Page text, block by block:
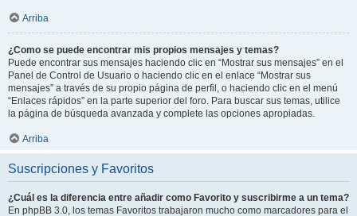
Arriba
¿Como se puede encontrar mis propios mensajes y temas?
Puede encontrar sus mensajes haciendo clic en “Mostrar sus mensajes” en el
Panel de Control de Usuario o haciendo clic en el enlace “Mostrar sus
mensajes” a través de su propio página de perfil, o haciendo clic en el menú
“Enlaces rápidos” en la parte superior del foro. Para buscar sus temas, utilice
la página de búsqueda avanzada y complete las opciones apropiadas.
Arriba
Suscripciones y Favoritos
¿Cuál es la diferencia entre añadir como Favorito y suscribirme a un tema?
En phpBB 3.0, los temas Favoritos trabajaron mucho como marcadores para el